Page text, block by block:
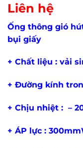
Liên hệ
Ống thông gió
bụi giấy
+ Chất liệu : vải
+ Đường kính
+ Chịu nhiệt : –
+ ÁP lực :